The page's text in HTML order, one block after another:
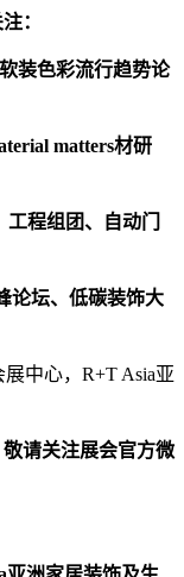
：
装色彩流行趋势论
matters材研
程组团、自动门
论坛、低碳装饰大
中心，R+T Asia亚
请关注展会官方微